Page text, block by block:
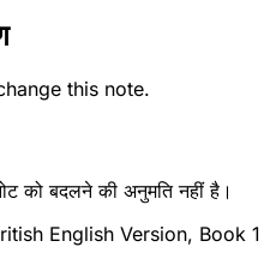
this note.
को बदलने की अनुमति नहीं है।
English Version, Book 1